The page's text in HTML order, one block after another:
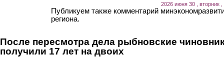
2026 июня 30 , вторник ,
Публикуем также комментарий
региона.
После пересмотра дела рыбновские
получили 17 лет на двоих